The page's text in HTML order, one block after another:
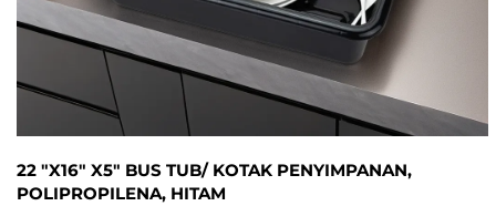
22 "X16" X5" BUS TUB/ KOTAK PENYIMPANAN,
POLIPROPILENA, HITAM